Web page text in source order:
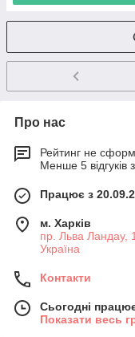
Про нас
Рейтинг не
Менше 5 відгуків
Працює з
м. Харків
пр. Льва Ландау,
Україна
Контакти
Сьогодні
Показати весь